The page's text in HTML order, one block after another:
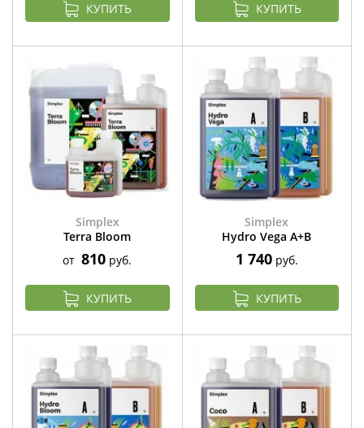
КУПИТЬ КУПИТЬ
Simplex
Terra Bloom
от810 руб.
КУПИТЬ
Simplex
Hydro Vega A+B
1 740руб.
КУПИТЬ